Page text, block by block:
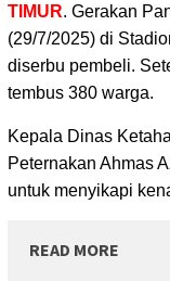
TIMUR. Gerakan
(29/7/2025) di
diserbu pembeli.
tembus 380 warga.
Kepala Dinas
Peternakan Ahmas
untuk menyikapi
READ MORE